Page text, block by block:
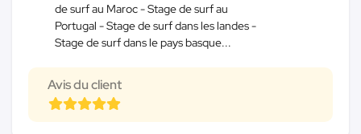
de surf au Maroc - Stage de surf au
Portugal - Stage de surf dans les landes -
Stage de surf dans le pays basque...
Avis du client